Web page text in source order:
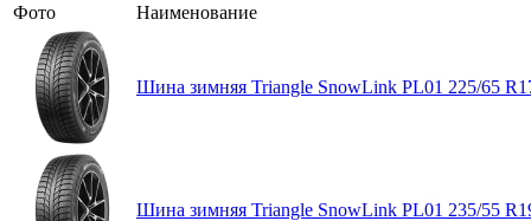
Фото Наименование
Шина зимняя Triangle SnowLink PL01 225/65
Шина зимняя Triangle SnowLink PL01 235/55